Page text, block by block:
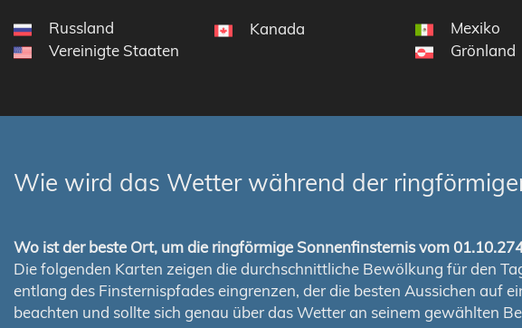
Russland
Vereinigte Staaten
Kanada
Mexiko
Grönland
Wie wird das Wetter während der
Wo ist der beste Ort, um die ringförmige Sonnenfinsternis vom
Die folgenden Karten zeigen die durchschnittliche Bewölkung für den
entlang des Finsternispfades eingrenzen, der die besten Aussichen auf
beachten und sollte sich genau über das Wetter an seinem gewählten